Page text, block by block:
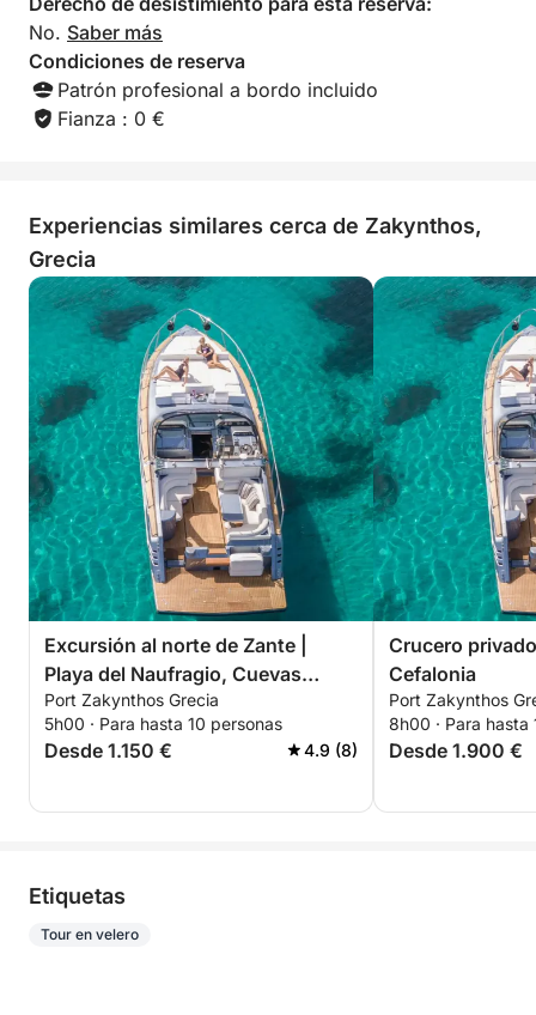
No. Saber más
Condiciones de reserva
Patrón profesional a bordo incluido
Fianza : 0 €
Experiencias similares cerca de Zakynthos,
Grecia
Excursión al norte de Zante |
Playa del Naufragio, Cuevas
Azules, Xygia
Port Zakynthos Grecia
5h00 · Para hasta 10 personas
Desde 1.150 € 4.9 (8)
Crucero
Cefalonia
Port Zakynthos
8h00 · Para hasta
Desde 1.900 €
Etiquetas
Tour en velero